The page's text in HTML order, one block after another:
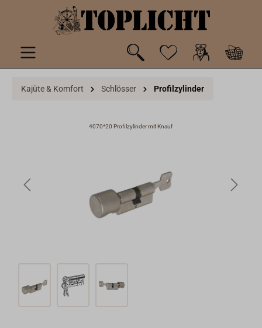
springen
Kajüte & Komfort Schlösser Profilzylinder
4070*20 Profilzylinder mit Knauf